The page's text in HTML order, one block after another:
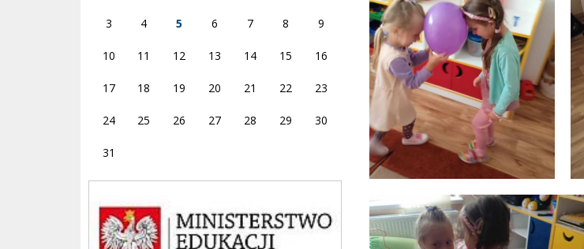
3 4 5 6 7 8 9
10 11 12 13 14 15 16
17 18 19 20 21 22 23
24 25 26 27 28 29 30
31
Ministerstwo